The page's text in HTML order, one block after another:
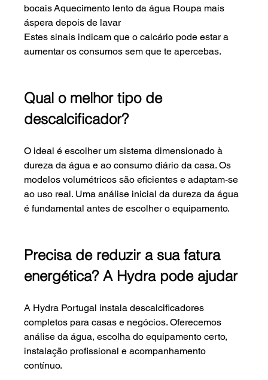
bocais Aquecimento lento da água Roupa mais
áspera depois de lavar
Estes sinais indicam que o calcário pode estar a
aumentar os consumos sem que te apercebas.
Qual o melhor tipo de
descalcificador?
O ideal é escolher um sistema dimensionado à
dureza da água e ao consumo diário da casa. Os
modelos volumétricos são eficientes e adaptam-se
ao uso real. Uma análise inicial da dureza da água
é fundamental antes de escolher o equipamento.
Precisa de reduzir a sua fatura
energética? A Hydra pode ajudar
A Hydra Portugal instala descalcificadores
completos para casas e negócios. Oferecemos
análise da água, escolha do equipamento certo,
instalação profissional e acompanhamento
contínuo.